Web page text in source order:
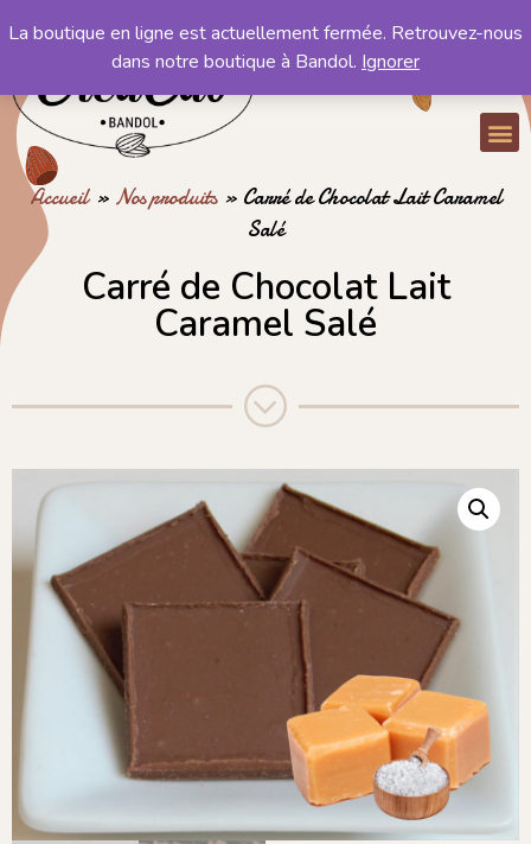
Mon compte
Accueil» Nos produits» Carré de Chocolat Lait Caramel
Salé
Carré de Chocolat Lait
Caramel Salé
La boutique en ligne est actuellement fermée. Retrouvez-nous
dans notre boutique à Bandol. Ignorer